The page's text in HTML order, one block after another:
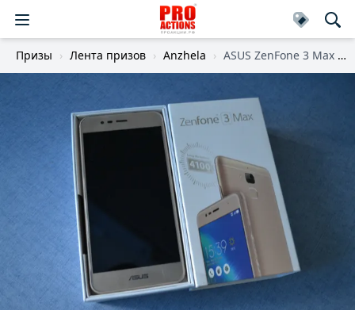
Призы Лента призов Anzhela ASUS ZenFone 3 Max ZC520TL, Gold (90AX0085-M00300)